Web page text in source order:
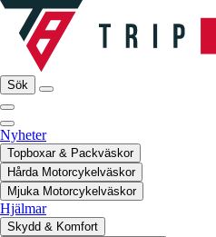
Sök
Nyheter
Topboxar & Packväskor
Hårda Motorcykelväskor
Mjuka Motorcykelväskor
Hjälmar
Skydd & Komfort